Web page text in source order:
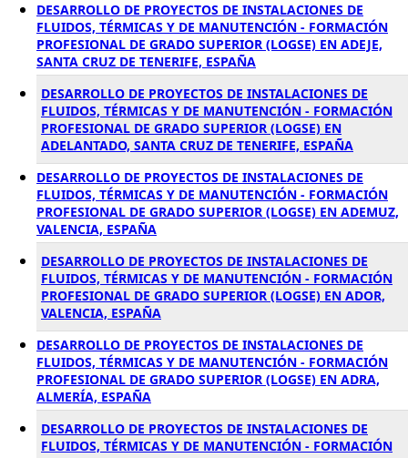
DESARROLLO DE PROYECTOS DE INSTALACIONES DE
FLUIDOS, TÉRMICAS Y DE MANUTENCIÓN - FORMACIÓN
PROFESIONAL DE GRADO SUPERIOR (LOGSE) EN ADEJE,
SANTA CRUZ DE TENERIFE, ESPAÑA
DESARROLLO DE PROYECTOS DE INSTALACIONES DE
FLUIDOS, TÉRMICAS Y DE MANUTENCIÓN - FORMACIÓN
PROFESIONAL DE GRADO SUPERIOR (LOGSE) EN
ADELANTADO, SANTA CRUZ DE TENERIFE, ESPAÑA
DESARROLLO DE PROYECTOS DE INSTALACIONES DE
FLUIDOS, TÉRMICAS Y DE MANUTENCIÓN - FORMACIÓN
PROFESIONAL DE GRADO SUPERIOR (LOGSE) EN ADEMUZ,
VALENCIA, ESPAÑA
DESARROLLO DE PROYECTOS DE INSTALACIONES DE
FLUIDOS, TÉRMICAS Y DE MANUTENCIÓN - FORMACIÓN
PROFESIONAL DE GRADO SUPERIOR (LOGSE) EN ADOR,
VALENCIA, ESPAÑA
DESARROLLO DE PROYECTOS DE INSTALACIONES DE
FLUIDOS, TÉRMICAS Y DE MANUTENCIÓN - FORMACIÓN
PROFESIONAL DE GRADO SUPERIOR (LOGSE) EN ADRA,
ALMERÍA, ESPAÑA
DESARROLLO DE PROYECTOS DE INSTALACIONES DE
FLUIDOS, TÉRMICAS Y DE MANUTENCIÓN - FORMACIÓN